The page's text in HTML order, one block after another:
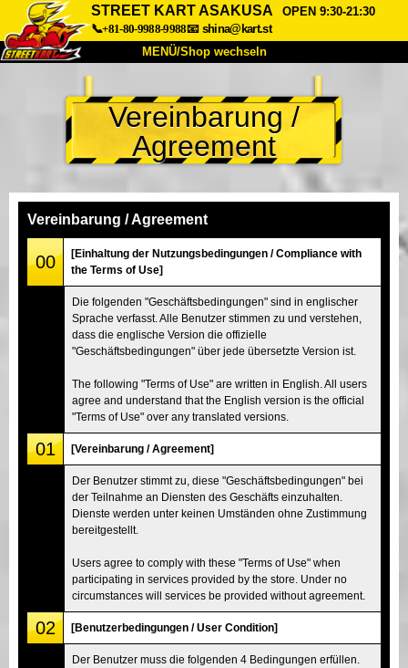
STREET KART ASAKUSA
OPEN 9:30-21:30
📞+81-80-9988-9988📧 shina@kart.st
MENÜ/Shop wechseln
Über uns Spezifikationen Preise
Anfahrt Bewertungen FAQ
Shop wechseln
Tokio Akihabara#2
Tokio Shibuya Annex Tokio Bucht
Tokio Asakusa
Vereinbarung /
Agreement
Vereinbarung / Agreement
00
[Einhaltung der Nutzungsbedingungen / Compliance with
the Terms of Use]
Die folgenden "Geschäftsbedingungen" sind in englischer
Sprache verfasst. Alle Benutzer stimmen zu und verstehen,
dass die englische Version die offizielle
"Geschäftsbedingungen" über jede übersetzte Version ist.
The following "Terms of Use" are written in English. All users
agree and understand that the English version is the official
"Terms of Use" over any translated versions.
01 [Vereinbarung / Agreement]
Der Benutzer stimmt zu, diese "Geschäftsbedingungen" bei
der Teilnahme an Diensten des Geschäfts einzuhalten.
Dienste werden unter keinen Umständen ohne Zustimmung
bereitgestellt.
Users agree to comply with these "Terms of Use" when
participating in services provided by the store. Under no
circumstances will services be provided without agreement.
02 [Benutzerbedingungen / User Condition]
Der Benutzer muss die folgenden 4 Bedingungen erfüllen.